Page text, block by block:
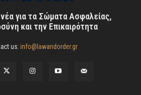
νέα για τα Σώματα Ασφαλείας,
και την Επικαιρότητα
us: info@lawandorder.gr